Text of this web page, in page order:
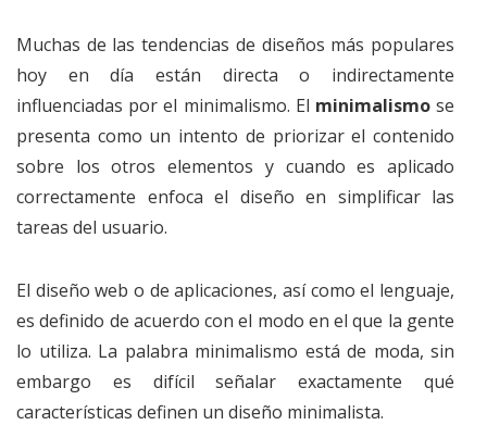
Muchas de las tendencias de diseños más populares
hoy en día están directa o indirectamente
influenciadas por el minimalismo. El minimalismose
presenta como un intento de priorizar el contenido
sobre los otros elementos y cuando es aplicado
correctamente enfoca el diseño en simplificar las
tareas del usuario.
El diseño web o de aplicaciones, así como el lenguaje,
es definido de acuerdo con el modo en el que la gente
lo utiliza. La palabra minimalismo está de moda, sin
embargo es difícil señalar exactamente qué
características definen un diseño minimalista.